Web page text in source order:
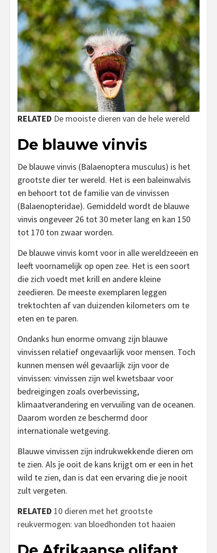
RELATED De mooiste dieren van de hele wereld
De blauwe vinvis
De blauwe vinvis (Balaenoptera musculus) is het
grootste dier ter wereld. Het is een baleinwalvis
en behoort tot de familie van de vinvissen
(Balaenopteridae). Gemiddeld wordt de blauwe
vinvis ongeveer 26 tot 30 meter lang en kan 150
tot 170 ton zwaar worden.
De blauwe vinvis komt voor in alle wereldzeeën en
leeft voornamelijk op open zee. Het is een soort
die zich voedt met krill en andere kleine
zeedieren. De meeste exemplaren leggen
trektochten af van duizenden kilometers om te
eten en te paren.
Ondanks hun enorme omvang zijn blauwe
vinvissen relatief ongevaarlijk voor mensen. Toch
kunnen mensen wél gevaarlijk zijn voor de
vinvissen: vinvissen zijn wel kwetsbaar voor
bedreigingen zoals overbevissing,
klimaatverandering en vervuiling van de oceanen.
Daarom worden ze beschermd door
internationale wetgeving.
Blauwe vinvissen zijn indrukwekkende dieren om
te zien. Als je ooit de kans krijgt om er een in het
wild te zien, dan is dat een ervaring die je nooit
zult vergeten.
RELATED 10 dieren met het grootste
reukvermogen: van bloedhonden tot haaien